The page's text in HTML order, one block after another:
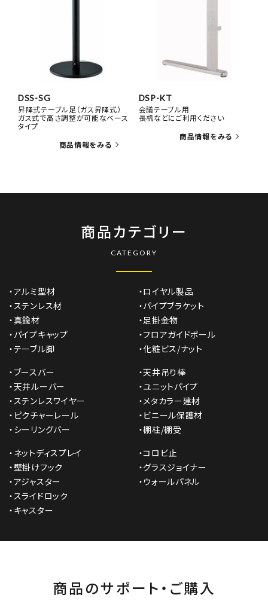
DSS-SG
昇降式テーブル足（ガス昇降式）
ガス式で高さ調整が可能なベース
タイプ
DSP-KT
会議テーブル用
長机などにご利用ください
商品カテゴリー
CATEGORY
・アルミ型材
・ステンレス材
・真鍮材
・パイプキャップ
・テーブル脚
・ロイヤル製品
・パイプブラケット
・足掛金物
・フロアガイドポール
・化粧ビス/ナット
・ブースバー
・天井ルーバー
・ステンレスワイヤー
・ピクチャーレール
・シーリングバー
・天井吊り棒
・ユニットパイプ
・メタカラー建材
・ビニール保護材
・棚柱/棚受
・ネットディスプレイ
・壁掛けフック
・アジャスター
・スライドロック
・キャスター
・コロビ止
・グラスジョイナー
・ウォールパネル
商品のサポート・ご購入